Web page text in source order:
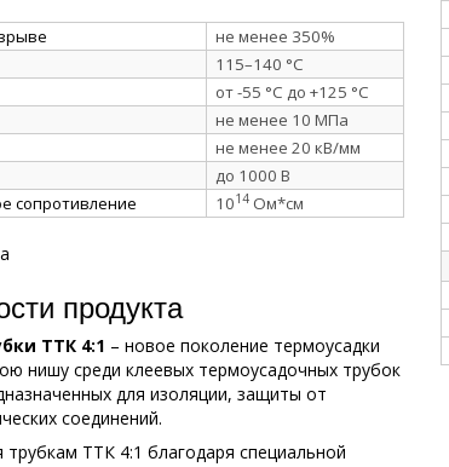
не менее 350%
115–140 °C
от -55 °C до +125 °C
не менее 10 МПа
не менее 20 кВ/мм
до 1000 В
сопротивление
1014 Ом*см
продукта
ТТК 4:1 – новое поколение термоусадки
нишу среди клеевых термоусадочных трубок
для изоляции, защиты от
соединений.
ТТК 4:1 благодаря специальной